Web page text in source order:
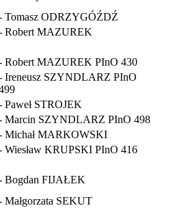
Tomasz ODRZYGÓŹDŹ
Robert MAZUREK
Robert MAZUREK PInO 430
Ireneusz SZYNDLARZ PInO
Paweł STROJEK
Marcin SZYNDLARZ PInO 498
Michał MARKOWSKI
Wiesław KRUPSKI PInO 416
Bogdan FIJAŁEK
Małgorzata SEKUT